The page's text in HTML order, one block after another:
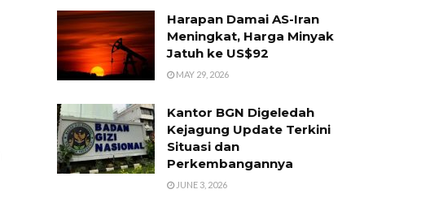
Harapan Damai AS-Iran
Meningkat, Harga Minyak
Jatuh ke US$92
MAY 29, 2026
Kantor BGN Digeledah
Kejagung Update Terkini
Situasi dan
Perkembangannya
JUNE 3, 2026